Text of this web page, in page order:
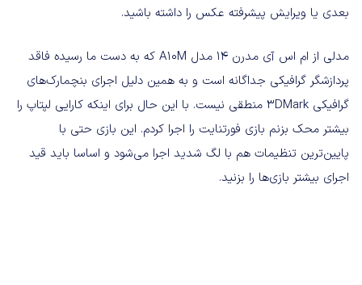
بعدی یا ویرایش پیشرفته عکس را داشته باشید.
مدلی از ام اس آی مدرن ۱۴ مدل A10M که به دست ما رسیده فاقد
پردازشگر گرافیکی جداگانه است و به همین دلیل اجرای بنچمارک‌های
گرافیکی 3DMark منطقی نیست. با این حال برای اینکه کارایی لپتاپ را
بیشتر محک بزنم بازی فورتنایت را اجرا کردم. این بازی حتی با
پایین‌ترین تنظیمات هم با لگ شدید اجرا می‌شود و اساسا باید قید
اجرای بیشتر بازی‌ها را بزنید.